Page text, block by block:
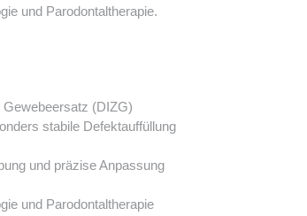
und Parodontaltherapie.
(DIZG)
stabile Defektauffüllung
und präzise Anpassung
und Parodontaltherapie